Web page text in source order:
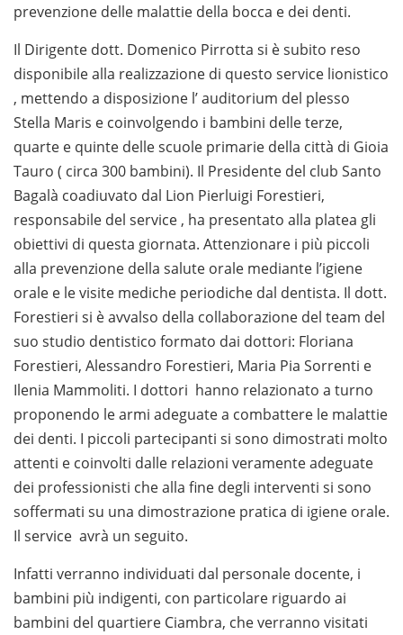
prevenzione delle malattie della bocca e dei denti.
Il Dirigente dott. Domenico Pirrotta si è subito reso
disponibile alla realizzazione di questo service lionistico
, mettendo a disposizione l’ auditorium del plesso
Stella Maris e coinvolgendo i bambini delle terze,
quarte e quinte delle scuole primarie della città di Gioia
Tauro ( circa 300 bambini). Il Presidente del club Santo
Bagalà coadiuvato dal Lion Pierluigi Forestieri,
responsabile del service , ha presentato alla platea gli
obiettivi di questa giornata. Attenzionare i più piccoli
alla prevenzione della salute orale mediante l’igiene
orale e le visite mediche periodiche dal dentista. Il dott.
Forestieri si è avvalso della collaborazione del team del
suo studio dentistico formato dai dottori: Floriana
Forestieri, Alessandro Forestieri, Maria Pia Sorrenti e
Ilenia Mammoliti. I dottori hanno relazionato a turno
proponendo le armi adeguate a combattere le malattie
dei denti. I piccoli partecipanti si sono dimostrati molto
attenti e coinvolti dalle relazioni veramente adeguate
dei professionisti che alla fine degli interventi si sono
soffermati su una dimostrazione pratica di igiene orale.
Il service avrà un seguito.
Infatti verranno individuati dal personale docente, i
bambini più indigenti, con particolare riguardo ai
bambini del quartiere Ciambra, che verranno visitati